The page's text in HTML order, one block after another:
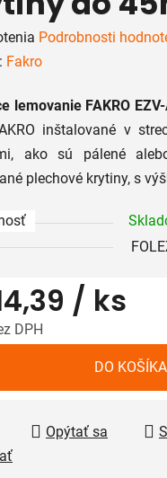
Podrobnosti
Fakro
lemovanie FAKRO
inštalované v
ako sú pálené
plechové krytiny, s
/ ks
DPH
DO KOŠÍKA
Opýtať sa